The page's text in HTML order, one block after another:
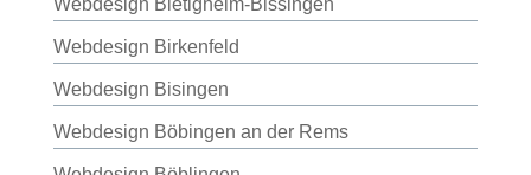
Webdesign Bietigheim-Bissingen
Webdesign Birkenfeld
Webdesign Bisingen
Webdesign Böbingen an der Rems